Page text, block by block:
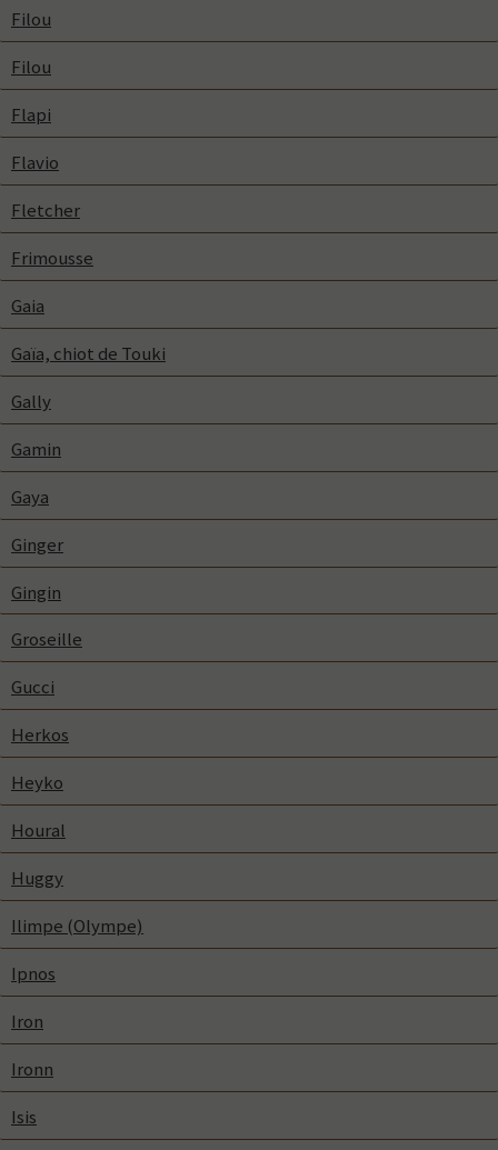
Filou
Filou
Flapi
Flavio
Fletcher
Frimousse
Gaia
Gaïa, chiot de Touki
Gally
Gamin
Gaya
Ginger
Gingin
Groseille
Gucci
Herkos
Heyko
Houral
Huggy
Ilimpe (Olympe)
Ipnos
Iron
Ironn
Isis